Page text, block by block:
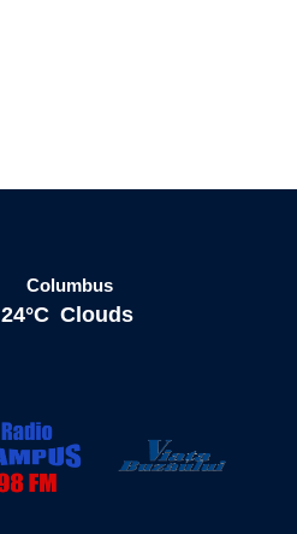
Columbus
24°C Clouds